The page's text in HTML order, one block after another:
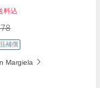
料込
補償
Margiela